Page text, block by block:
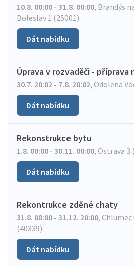
10.8. 00:00 - 31.8. 00:00, Brandýs
Boleslav 1 (25001)
Dát nabídku
Úprava v rozvaděči - příprava
30.7. 20:02 - 7.8. 20:02, Odolena
Dát nabídku
Rekonstrukce bytu
1.8. 00:00 - 30.11. 00:00, Ostrava 3
Dát nabídku
Rekontrukce zděné chaty
31.8. 08:00 - 31.12. 20:00, Chlumec
(40339)
Dát nabídku